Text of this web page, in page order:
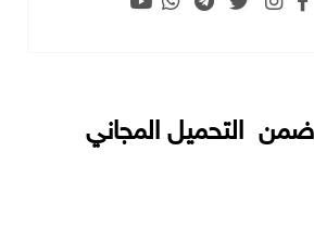
التحميل المجاني